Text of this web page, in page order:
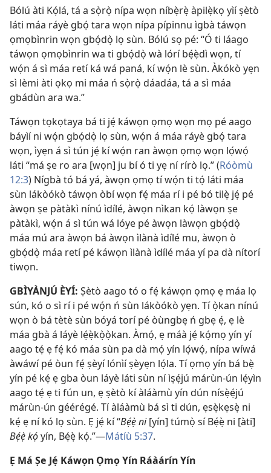
Bólú àti Kọ́lá, tá a sọ̀rọ̀ nípa wọn níbẹ̀rẹ̀ àpilẹ̀kọ yìí ṣètò
láti máa ráyè gbọ́ tara wọn nípa pípinnu ìgbà táwọn
ọmọbìnrin wọn gbọ́dọ̀ lọ sùn. Bólú sọ pé: “Ó ti láago
táwọn ọmọbìnrin wa ti gbọ́dọ̀ wà lórí bẹ́ẹ̀dì wọn, tí
wọ́n á sì máa retí ká wá paná, kí wọ́n lè sùn. Àkókò yẹn
sì lèmi àti ọkọ mi máa ń sọ̀rọ̀ dáadáa, tá a sì máa
gbádùn ara wa.”
Táwọn tọkọtaya bá ti jẹ́ káwọn ọmọ wọn mọ pé aago
báyìí ni wọ́n gbọ́dọ̀ lọ sùn, wọ́n á máa ráyè gbọ́ tara
wọn, ìyẹn á sì tún jẹ́ kí wọ́n ran àwọn ọmọ wọn lọ́wọ́
láti “má ṣe ro ara [wọn] ju bí ó ti yẹ ní rírò lọ.” (Róòmù
12:3) Nígbà tó bá yá, àwọn ọmọ tí wọ́n ti tọ́ láti máa
sùn lákòókò táwọn òbí wọn fẹ́ máa rí i pé bó tilẹ̀ jẹ́ pé
àwọn ṣe pàtàkì nínú ìdílé, àwọn nìkan kọ́ làwọn ṣe
pàtàkì, wọ́n á sì tún wá lóye pé àwọn làwọn gbọ́dọ̀
máa mú ara àwọn bá àwọn ìlànà ìdílé mu, àwọn ò
gbọ́dọ̀ máa retí pé káwọn ìlànà ìdílé máa yí pa dà nítorí
tiwọn.
GBÌYÀNJÚ ÈYÍ: Ṣètò aago tó o fẹ́ káwọn ọmọ ẹ máa lọ
sún, kó o sì rí i pé wọ́n ń sùn lákòókò yẹn. Tí ọ̀kan nínú
wọn ò bá tètè sùn bóyá torí pé òùngbẹ ń gbẹ ẹ́, ẹ lè
máa gbà á láyè lẹ́ẹ̀kọ̀ọ̀kan. Àmọ́, ẹ máà jẹ́ kọ́mọ yín yí
aago tẹ́ ẹ fẹ́ kó máa sùn pa dà mọ́ yín lọ́wọ́, nípa wíwá
àwáwí pé òun fẹ́ ṣèyí lónìí ṣèyẹn lọ́la. Tí ọmọ yín bá bẹ̀
yín pé kẹ́ ẹ gba òun láyè láti sùn ní ìṣẹ́jú márùn-ún lẹ́yìn
aago tẹ́ ẹ ti fún un, ẹ ṣètò kí àláàmù yín dún nísẹ̀ẹ́jú
márùn-ún géérégé. Tí àláàmù bá sì ti dún, ẹsẹ̀kẹsẹ̀ ni
kẹ́ ẹ ní kó lọ sùn. Ẹ jẹ́ kí “Bẹ́ẹ̀ ni[yín] túmọ̀ sí Bẹ́ẹ̀ ni [àti]
Bẹ́ẹ̀ kọ́yín, Bẹ́ẹ̀ kọ́.”—Mátíù 5:37.
Ẹ Má Ṣe Jẹ́ Káwọn Ọmọ Yín Ráàárín Yín